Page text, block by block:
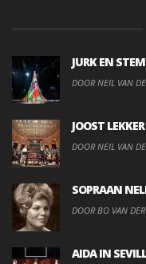
JURK EN
DOOR NEIL VAN
JOOST
DOOR NEIL VAN
SOPRAAN
DOOR BO VAN
AIDA IN